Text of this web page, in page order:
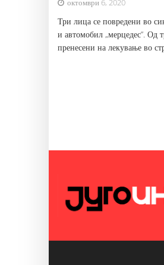
октомври 6, 2020
Три лица се повредени во
и автомобил „мерцедес“. Од
пренесени на лекување во